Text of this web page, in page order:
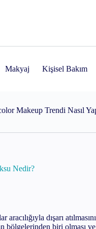
Makyaj Kişisel Bakım
Makeup Trendi Nasıl
Nasıl Yapılır? Adım
Girl Makyajı Nedir ve Nasıl
Nedir?
dışarı
biri olması